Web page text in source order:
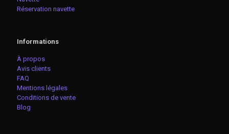
Réservation navette
Informations
À propos
Avis clients
FAQ
Mentions légales
Conditions de vente
Blog